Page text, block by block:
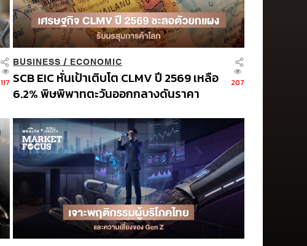
117
BUSINESS / ECONOMIC
SCB EIC หั่นเป้าเติบโต CLMV ปี 2569 เหลือ
6.2% พิษพิพาทตะวันออกกลางดันราคา
เกินดุลการค้าลดลง
207